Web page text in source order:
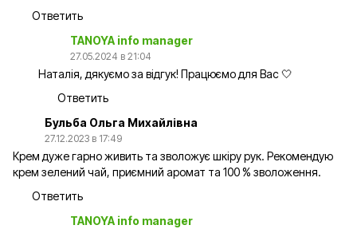
Ответить
TANOYA info manager
27.05.2024 в 21:04
Наталія, дякуємо за відгук! Працюємо для Вас 🤍
Ответить
Бульба Ольга Михайлівна
27.12.2023 в 17:49
Крем дуже гарно живить та зволожує шкіру рук. Рекомендую
крем зелений чай, приємний аромат та 100 % зволоження.
Ответить
TANOYA info manager